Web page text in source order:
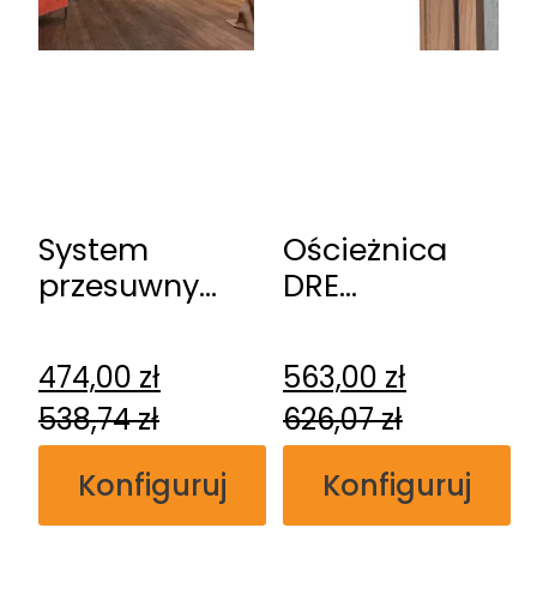
System
przesuwny
naścienny
474,00 zł
538,74zł
Konfiguruj
Ościeżnica
DRE
bezprzylgowa
563,00 zł
626,07zł
Konfiguruj